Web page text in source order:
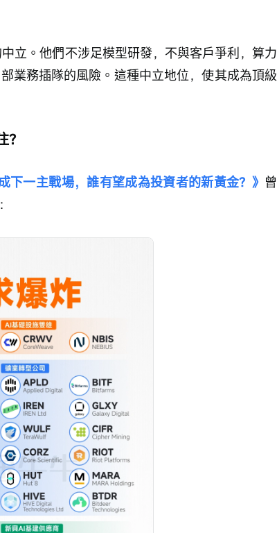
立。他們不涉足模型研發，不與客戶爭利，算力
業務插隊的風險。這種中立地位，使其成為頂級
下一主戰場，誰有望成為投資者的新黃金？》 曾